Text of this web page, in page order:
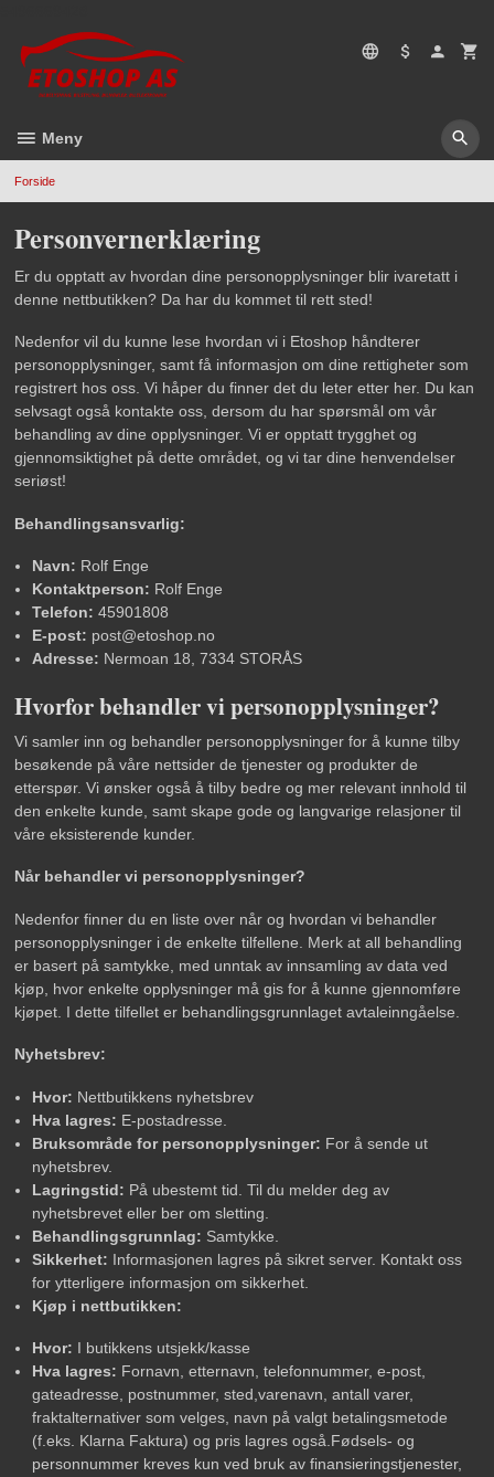
til
innholdet
Meny
Forside
Personvernerklæring
Er du opptatt av hvordan dine personopplysninger blir ivaretatt i
denne nettbutikken? Da har du kommet til rett sted!
Nedenfor vil du kunne lese hvordan vi i Etoshop håndterer
personopplysninger, samt få informasjon om dine rettigheter som
registrert hos oss. Vi håper du finner det du leter etter her. Du kan
selvsagt også kontakte oss, dersom du har spørsmål om vår
behandling av dine opplysninger. Vi er opptatt trygghet og
gjennomsiktighet på dette området, og vi tar dine henvendelser
seriøst!
Behandlingsansvarlig:
Navn: Rolf Enge
Kontaktperson: Rolf Enge
Telefon: 45901808
E-post: post@etoshop.no
Adresse: Nermoan 18, 7334 STORÅS
Hvorfor behandler vi personopplysninger?
Vi samler inn og behandler personopplysninger for å kunne tilby
besøkende på våre nettsider de tjenester og produkter de
etterspør. Vi ønsker også å tilby bedre og mer relevant innhold til
den enkelte kunde, samt skape gode og langvarige relasjoner til
våre eksisterende kunder.
Når behandler vi personopplysninger?
Nedenfor finner du en liste over når og hvordan vi behandler
personopplysninger i de enkelte tilfellene. Merk at all behandling
er basert på samtykke, med unntak av innsamling av data ved
kjøp, hvor enkelte opplysninger må gis for å kunne gjennomføre
kjøpet. I dette tilfellet er behandlingsgrunnlaget avtaleinngåelse.
Nyhetsbrev:
Hvor: Nettbutikkens nyhetsbrev
Hva lagres: E-postadresse.
Bruksområde for personopplysninger: For å sende ut
nyhetsbrev.
Lagringstid: På ubestemt tid. Til du melder deg av
nyhetsbrevet eller ber om sletting.
Behandlingsgrunnlag: Samtykke.
Sikkerhet: Informasjonen lagres på sikret server. Kontakt oss
for ytterligere informasjon om sikkerhet.
Kjøp i nettbutikken:
Hvor: I butikkens utsjekk/kasse
Hva lagres: Fornavn, etternavn, telefonnummer, e-post,
gateadresse, postnummer, sted,varenavn, antall varer,
fraktalternativer som velges, navn på valgt betalingsmetode
(f.eks. Klarna Faktura) og pris lagres også.Fødsels- og
personnummer kreves kun ved bruk av finansieringstjenester,